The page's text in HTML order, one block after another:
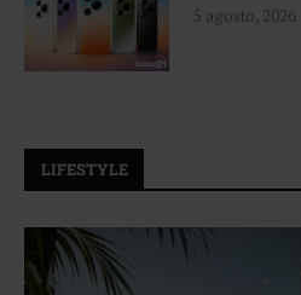
5 agosto, 2026
LIFESTYLE